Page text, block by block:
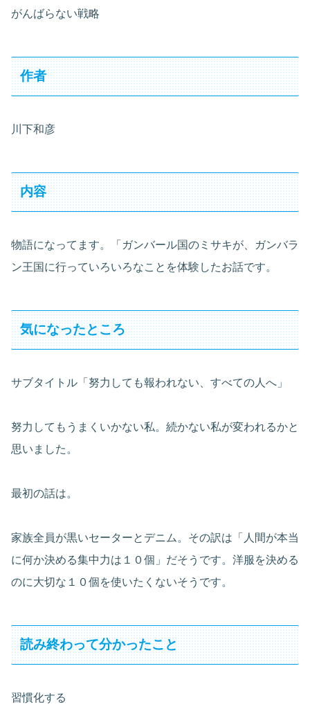
がんばらない戦略
作者
川下和彦
内容
物語になってます。「ガンバール国のミサキが、ガンバラ
ン王国に行っていろいろなことを体験したお話です。
気になったところ
サブタイトル「努力しても報われない、すべての人へ」
努力してもうまくいかない私。続かない私が変われるかと
思いました。
最初の話は。
家族全員が黒いセーターとデニム。その訳は「人間が本当
に何か決める集中力は１０個」だそうです。洋服を決める
のに大切な１０個を使いたくないそうです。
読み終わって分かったこと
習慣化する